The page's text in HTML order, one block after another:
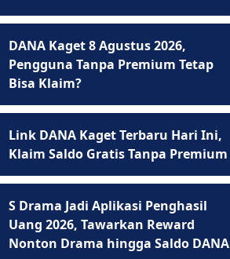
DANA Kaget 8 Agustus 2026,
Pengguna Tanpa Premium Tetap
Bisa Klaim?
Link DANA Kaget Terbaru Hari Ini,
Klaim Saldo Gratis Tanpa Premium
S Drama Jadi Aplikasi Penghasil
Uang 2026, Tawarkan Reward
Nonton Drama hingga Saldo DANA